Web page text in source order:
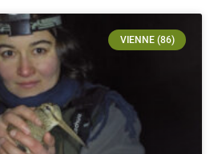
VIENNE (86)